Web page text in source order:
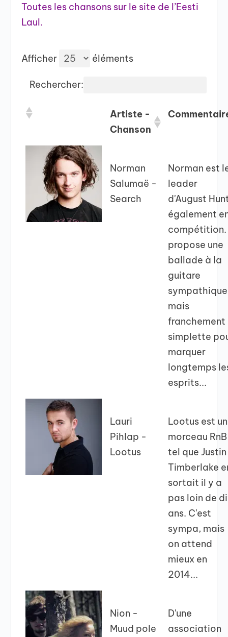
Toutes les chansons sur le site de l’Eesti
Laul.
Afficher éléments
Rechercher:
Artiste -
Chanson
Norman
Salumaë -
Search
Norman est
leader
d'August
également
compétition.
propose une
ballade à la
guitare
mais
franchement
simplette
marquer
longtemps
esprits...
Lauri
Pihlap -
Lootus
Lootus est un
morceau RnB
tel que Justin
Timberlake
sortait il y a
pas loin de
ans. C'est
sympa, mais
on attend
mieux en
2014...
Nion -
Muud pole
D'une
association